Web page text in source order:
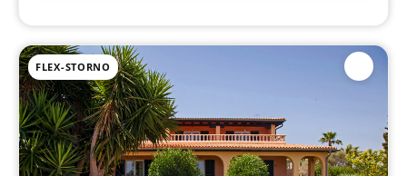
FLEX-STORNO